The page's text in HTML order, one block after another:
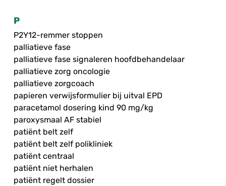
P
P2Y12-remmer stoppen
palliatieve fase
palliatieve fase signaleren hoofdbehandelaar
palliatieve zorg oncologie
palliatieve zorgcoach
papieren verwijsformulier bij uitval EPD
paracetamol dosering kind 90 mg/kg
paroxysmaal AF stabiel
patiënt belt zelf
patiënt belt zelf polikliniek
patiënt centraal
patiënt niet herhalen
patiënt regelt dossier